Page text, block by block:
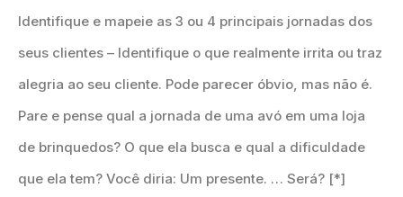
Identifique e mapeie as 3 ou 4 principais jornadas dos
seus clientes – Identifique o que realmente irrita ou traz
alegria ao seu cliente. Pode parecer óbvio, mas não é.
Pare e pense qual a jornada de uma avó em uma loja
de brinquedos? O que ela busca e qual a dificuldade
que ela tem? Você diria: Um presente. … Será? [*]